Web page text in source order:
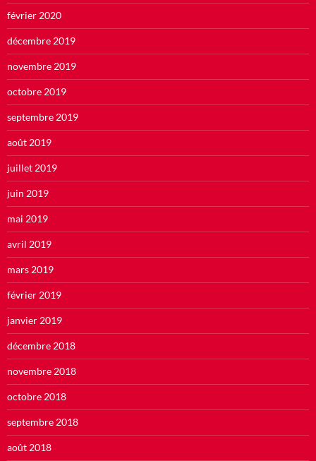
février 2020
décembre 2019
novembre 2019
octobre 2019
septembre 2019
août 2019
juillet 2019
juin 2019
mai 2019
avril 2019
mars 2019
février 2019
janvier 2019
décembre 2018
novembre 2018
octobre 2018
septembre 2018
août 2018